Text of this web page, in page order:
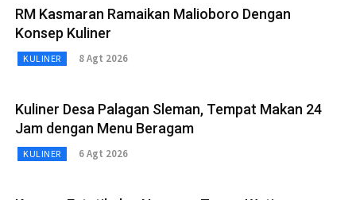
RM Kasmaran Ramaikan Malioboro Dengan
Konsep Kuliner
KULINER 8 Agt 2026
Kuliner Desa Palagan Sleman, Tempat Makan 24
Jam dengan Menu Beragam
KULINER 6 Agt 2026